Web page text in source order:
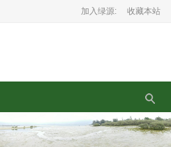
加入绿源: 收藏本站